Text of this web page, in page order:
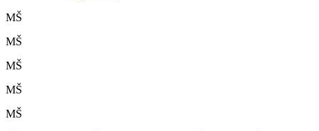
MŠ
MŠ
MŠ
MŠ
MŠ